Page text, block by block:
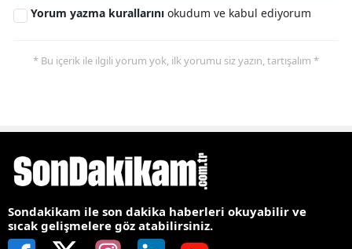
Yorum yazma kurallarını okudum ve kabul ediyorum
* Bu içerik ile ilgili yorum yok, ilk yorumu siz yazın, tartışalım *
Sondakikam ile son dakika haberleri okuyabilir ve
sıcak gelişmelere göz atabilirsiniz.